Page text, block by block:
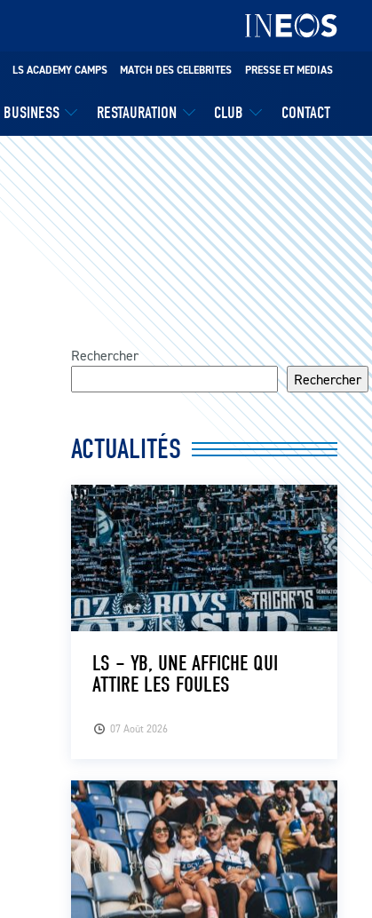
BUSINESS RESTAURATION CLUB CONTACT
LS ACADEMY CAMPS MATCH DES CELEBRITES PRESSE ET MEDIAS
Rechercher
Rechercher
ACTUALITÉS
07 Août 2026
LS – YB, UNE AFFICHE QUI
ATTIRE LES FOULES